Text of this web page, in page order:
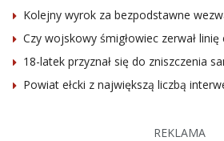
Kolejny wyrok za bezpodstawne
Czy wojskowy śmigłowiec zerwał linię
18-latek przyznał się do zniszczenia
Powiat ełcki z największą liczbą
REKLAMA